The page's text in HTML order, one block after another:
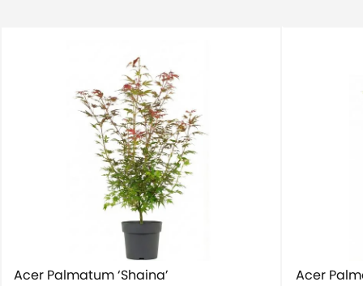
Acer Palmatum ‘Shaina’ Acer